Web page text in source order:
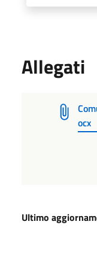
Allegati
ocx
Ultimo